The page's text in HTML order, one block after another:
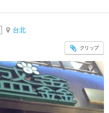
台北
クリップ